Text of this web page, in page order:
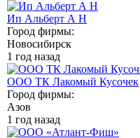
Ип Альберт А Н
Город фирмы:
Новосибирск
1 год назад
ООО ТК Лакомый Кусочек
Город фирмы:
Азов
1 год назад